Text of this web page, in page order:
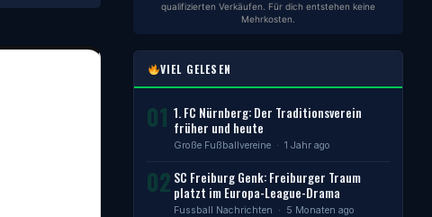
qualifizierten Verkäufen. Für dich entstehen keine
Mehrkosten.
VIEL GELESEN
01 1. FC Nürnberg: Der Traditionsverein
früher und heute
Große Fußballvereine · 1 Jahr ago
02 SC Freiburg Genk: Freiburger Traum
platzt im Europa-League-Drama
Fussball Nachrichten · 5 Monaten ago